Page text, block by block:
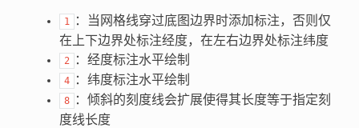
1
：当网格线穿过底图边界时添加标注，否则仅
在上下边界处标注经度，在左右边界处标注纬度
2 ：经度标注水平绘制
4 ：纬度标注水平绘制
8
：倾斜的刻度线会扩展使得其长度等于指定刻
度线长度